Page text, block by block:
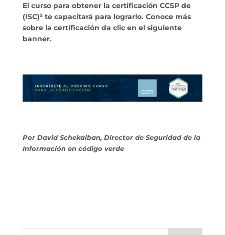
El curso para obtener la certificación CCSP de
(ISC)² te capacitará para lograrlo. Conoce más
sobre la certificación da clic en el siguiente
banner.
Por David Schekaiban, Director de Seguridad de la
Información en código verde